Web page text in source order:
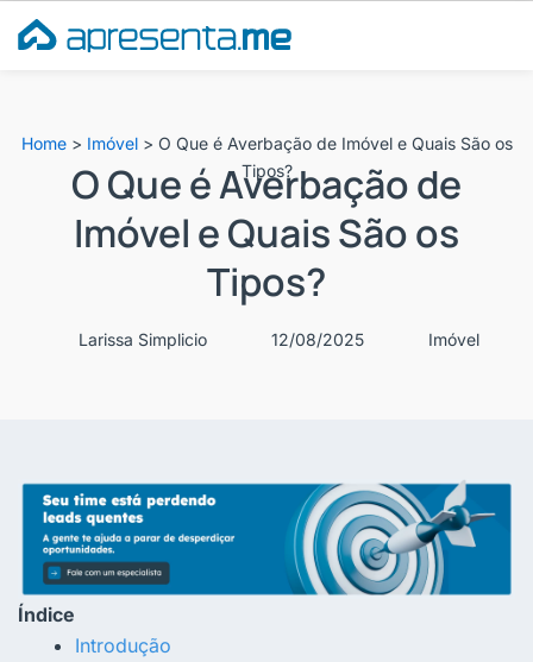
para
Home> Imóvel> O Que é Averbação de Imóvel e Quais São os
Tipos?
O Que é Averbação de
Imóvel e Quais São os
Tipos?
Larissa Simplicio 12/08/2025 Imóvel
Índice
Introdução